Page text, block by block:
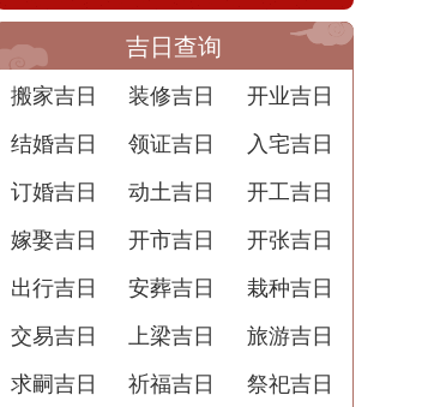
吉日查询
搬家吉日 装修吉日
开业吉日
结婚吉日
领证吉日
入宅吉日
订婚吉日
动土吉日
开工吉日
嫁娶吉日
开市吉日
开张吉日
出行吉日
安葬吉日
栽种吉日
交易吉日
上梁吉日
旅游吉日
求嗣吉日
祈福吉日 祭祀吉日